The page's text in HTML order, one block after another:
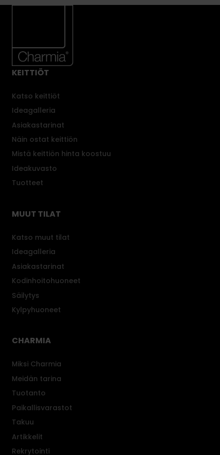
KEITTIÖT
Katso keittiöt
Ideagalleria
Asiakastarinat
Näin ostat keittiön
Mistä keittiön hinta koostuu
Ideakuvasto
Tuotteet
MUUT TILAT
Katso muut tilat
Ideagalleria
Asiakastarinat
Kodinhoitohuoneet
Säilytys
Kylpyhuoneet
CHARMIA
Miksi Charmia
Meidän tarina
Tuotanto
Paikallisvarastot
Takuu
Artikkelit
Rekrytointi